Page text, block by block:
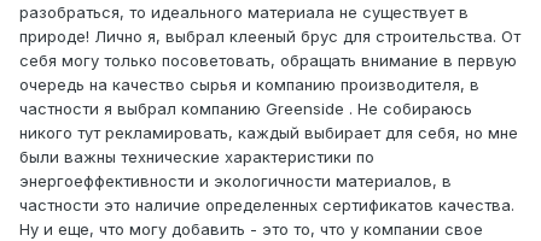
разобраться, то идеального материала не существует в
природе! Лично я, выбрал клееный брус для строительства. От
себя могу только посоветовать, обращать внимание в первую
очередь на качество сырья и компанию производителя, в
частности я выбрал компанию Greenside . Не собираюсь
никого тут рекламировать, каждый выбирает для себя, но мне
были важны технические характеристики по
энергоеффективности и экологичности материалов, в
частности это наличие определенных сертификатов качества.
Ну и еще, что могу добавить - это то, что у компании свое